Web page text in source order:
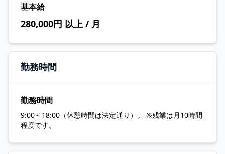
基本給
280,000円 以上 / 月
勤務時間
勤務時間
9:00～18:00（休憩時間は法定通り）。 ※残業は月10時間
程度です。